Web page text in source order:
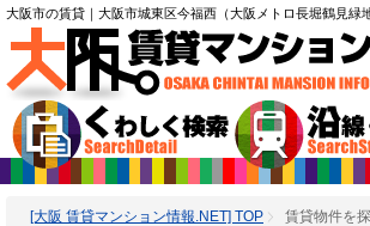
大阪市の賃貸 ｜大阪市城東区今福西（大阪メトロ長堀鶴見
[大阪 賃貸マンション情報.NET] TOP 賃貸物件を